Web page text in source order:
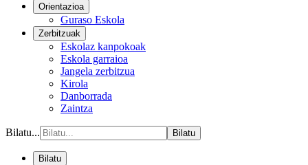
Orientazioa
Guraso Eskola
Zerbitzuak
Eskolaz kanpokoak
Eskola garraioa
Jangela zerbitzua
Kirola
Danborrada
Zaintza
Bilatu... Bilatu
Bilatu